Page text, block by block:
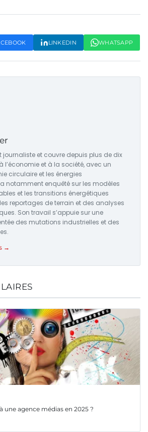
LINKEDIN WHATSAPP
journaliste et couvre depuis plus de dix
l’économie et à la société, avec un
circulaire et les énergies
a notamment enquêté sur les modèles
et les transitions énergétiques
reportages de terrain et des analyses
Son travail s’appuie sur une
des mutations industrielles et des
→
une agence médias en 2025 ?